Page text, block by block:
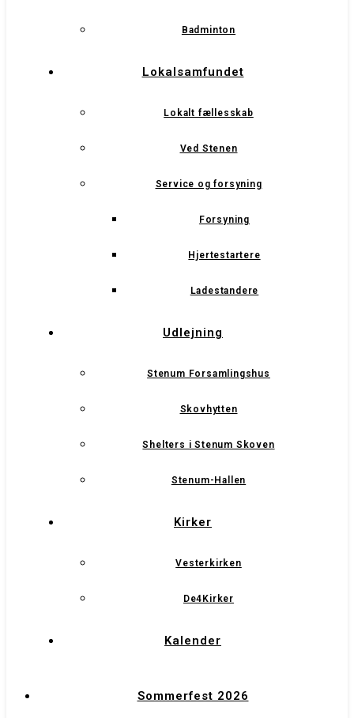
Badminton
Lokalsamfundet
Lokalt fællesskab
Ved Stenen
Service og forsyning
Forsyning
Hjertestartere
Ladestandere
Udlejning
Stenum Forsamlingshus
Skovhytten
Shelters i Stenum Skoven
Stenum-Hallen
Kirker
Vesterkirken
De4Kirker
Kalender
Sommerfest 2026